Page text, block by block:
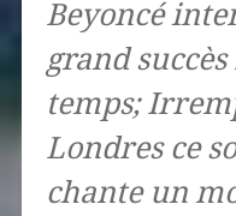
Beyoncé
grand
temps;
Londres ce
chante un